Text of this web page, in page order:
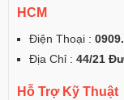
HCM
Điện Thoại :
Địa Chỉ : 44/21
Hỗ Trợ Kỹ Thuật